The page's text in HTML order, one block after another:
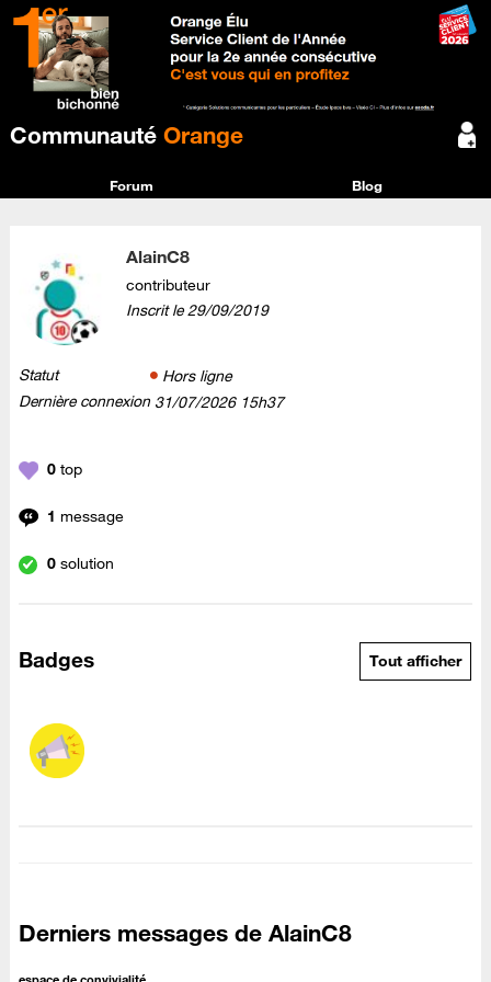
Communauté Orange
Forum Blog
AlainC8
contributeur
Inscrit le‎29/09/2019
Statut
Hors ligne
Dernière connexion ‎31/07/2026 15h37
0 top
1 message
0 solution
Badges Tout afficher
Derniers messages de AlainC8